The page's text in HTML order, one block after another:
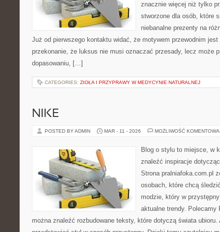
znacznie więcej niż tylko
stworzone dla osób, które
niebanalne prezenty na
Już od pierwszego kontaktu widać, że motywem przewodnim
przekonanie, że luksus nie musi oznaczać przesady, lecz może
dopasowaniu, […]
CATEGORIES: ZIOŁA I PRZYPRAWY W MEDYCYNIE NATURALNEJ
NIKE
POSTED BY ADMIN MAR - 11 - 2026 MOŻLIWOŚĆ
Blog o stylu to miejsce, w
znaleźć inspiracje
Strona pralniafoka.com.pl
osobach, które chcą
modzie, który w
aktualne trendy. Polecamy
można znaleźć rozbudowane teksty, które dotyczą świata